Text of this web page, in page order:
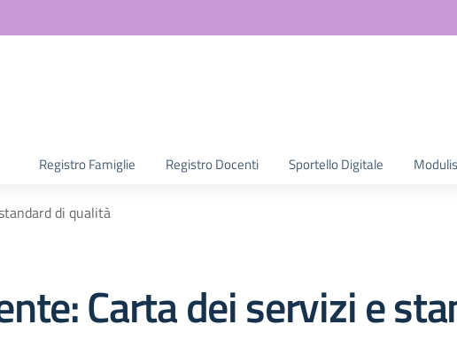
Registro Famiglie Registro Docenti Sportello Digitale
di qualità
Carta dei servizi e